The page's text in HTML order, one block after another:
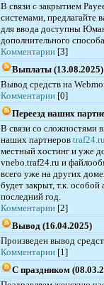
В связи с закрытием
системами, предлагайте
для ввода доступны
дополнительного
Комментарии [3]
Выплаты (13.08.2025)
Вывод средств на
Комментарии [0]
Переезд наших
В связи со сложностями
наших партнеров
местный хостинг и уже
vnebo.traf24.ru и
всего уже на других
будет закрыт, т.к.
последний год.
Комментарии [2]
Вывод (16.04.2025)
Произведен вывод
Комментарии [1]
С праздником